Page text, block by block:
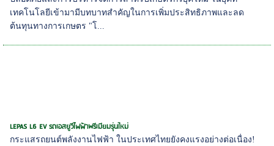
เทคโนโลยีเข้ามามีบทบาทสำคัญในการเพิ่มประสิทธิภาพและลด
ต้นทุนทางการเกษตร "โ...
LEPAS L6 EV รถเอสยูวีไฟฟ้าพรีเมียมรุ่นใหม่
กระแสรถยนต์พลังงานไฟฟ้า ในประเทศไทยยังคงแรงอย่างต่อเนื่อง!